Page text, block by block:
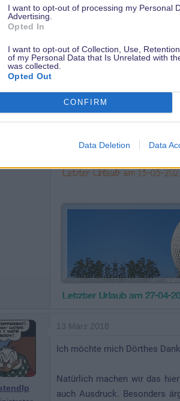
I want to opt-out of processing my Personal
Advertising.
Opted In
I want to opt-out of Collection, Use,
of my Personal Data that Is Unrelated with
was collected.
Opted Out
CONFIRM
Data Deletion Data
Im Namen des gesamten
Ja, es ist nicht immer leicht.
und direkt auf seine
und nett zu sein, im Idealfall
13 März 2018
Ich möchte mich Dörthes
Natürlich machen wir das
auch Ausdruck. Besonders